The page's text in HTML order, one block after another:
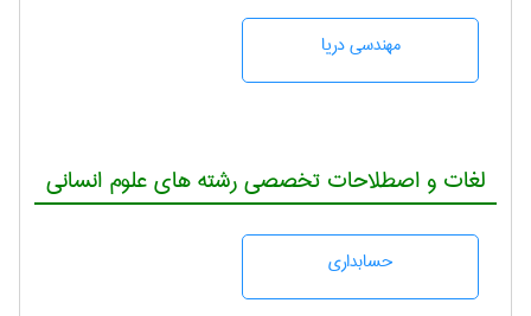
مهندسی دریا
لغات و اصطلاحات تخصصی رشته های علوم انسانی
حسابداری